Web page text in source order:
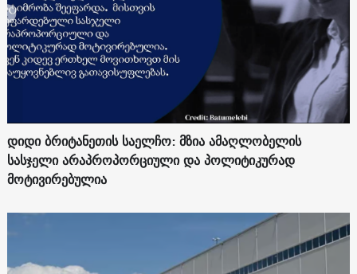
დიდი ბრიტანეთის საელჩო: მზია ამაღლობელის
სასჯელი არაპროპორციული და პოლიტიკურად
მოტივირებულია